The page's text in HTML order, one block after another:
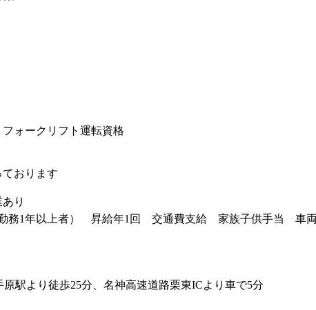
ォークリフト運転資格
おります
り
務1年以上者） 昇給年1回 交通費支給 家族子供手当 車
原駅より徒歩25分、名神高速道路栗東ICより車で5分